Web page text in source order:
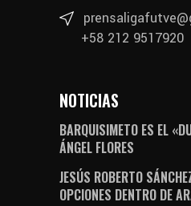
+58 212 9517920
NOTICIAS
BARQUISIMETO ES EL
ÁNGEL FLORES
JESÚS ROBERTO
OPCIONES DENTRO DE